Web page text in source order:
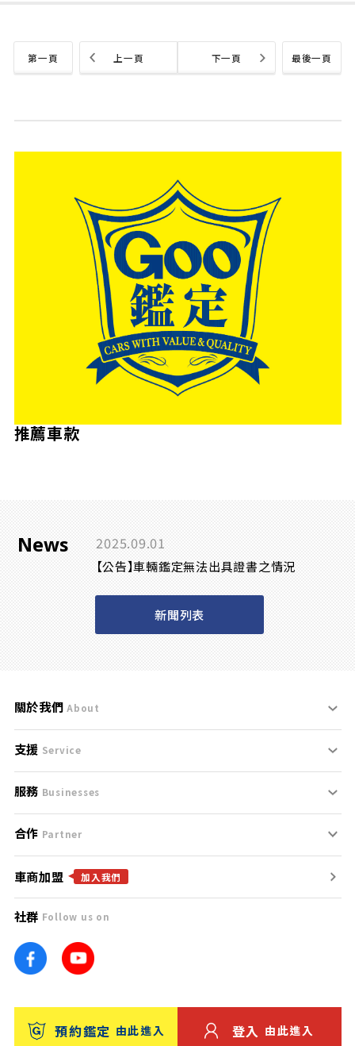
第一頁 最後一頁
上一頁 下一頁
推薦車款
News 2025.09.01
【公告】車輛鑑定無法出具證書之情況
新聞列表
關於我們 About
刊登規範
服務條款
免責聲明
隱私權政策
團隊
車訊網
台灣優良中古車商大獎
支援 Service
支援中心
聯絡我們
服務 Businesses
什麼是Goo鑑定？
找好車
找好店
找海外車
消費者評價
合作 Partner
合作夥伴
廣告合作
車商加盟 加入我們
社群 Follow us on
預約鑑定 由此進入 登入 由此進入